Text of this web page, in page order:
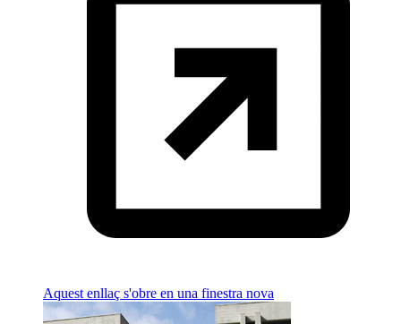
Aquest enllaç s'obre en una finestra nova